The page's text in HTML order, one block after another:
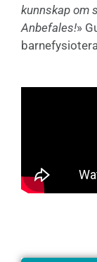
kunnskap om
Anbefales!»